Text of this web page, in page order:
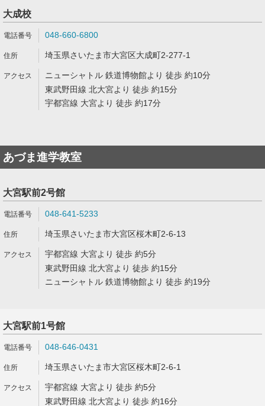
大成校
048-660-6800
埼玉県さいたま市大宮区大成町2-277-1
ニューシャトル 鉄道博物館より 徒歩 約10分
東武野田線 北大宮より 徒歩 約15分
宇都宮線 大宮より 徒歩 約17分
あづま進学教室
大宮駅前2号館
048-641-5233
埼玉県さいたま市大宮区桜木町2-6-13
宇都宮線 大宮より 徒歩 約5分
東武野田線 北大宮より 徒歩 約15分
ニューシャトル 鉄道博物館より 徒歩 約19分
大宮駅前1号館
048-646-0431
埼玉県さいたま市大宮区桜木町2-6-1
宇都宮線 大宮より 徒歩 約5分
東武野田線 北大宮より 徒歩 約16分